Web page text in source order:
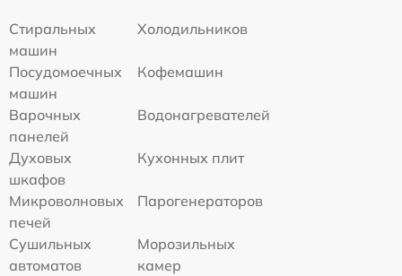
Стиральных
машин
Холодильников
Посудомоечных
машин
Кофемашин
Варочных
панелей
Водонагревателей
Духовых
шкафов
Кухонных плит
Микроволновых
печей
Парогенераторов
Сушильных
автоматов
Морозильных
камер